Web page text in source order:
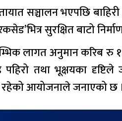
सञ्चालन भएपछि
सुरक्षित बाटो
लागत अनुमान करिब रु १०
तथा भूक्षयका
रहेको आयोजनाले जनाएको छ